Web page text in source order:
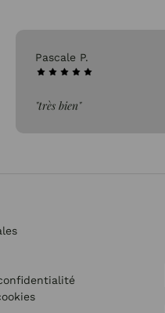
Pascale P.
"très bien"